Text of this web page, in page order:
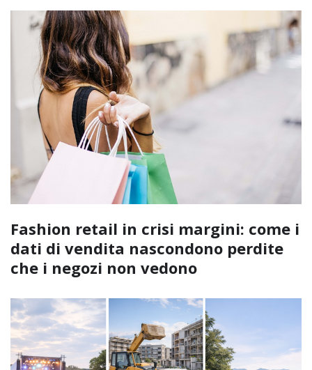
Fashion retail in crisi margini: come i
dati di vendita nascondono perdite
che i negozi non vedono